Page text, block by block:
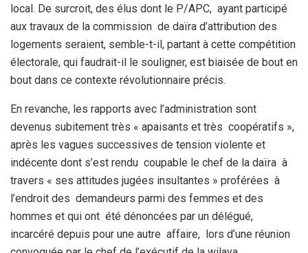
local. De surcroit, des élus dont le P/APC, ayant participé
aux travaux de la commission de daïra d’attribution des
logements seraient, semble-t-il, partant à cette compétition
électorale, qui faudrait-il le souligner, est biaisée de bout en
bout dans ce contexte révolutionnaire précis.
En revanche, les rapports avec l’administration sont
devenus subitement très « apaisants et très coopératifs »,
après les vagues successives de tension violente et
indécente dont s’est rendu coupable le chef de la daïra à
travers « ses attitudes jugées insultantes » proférées à
l’endroit des demandeurs parmi des femmes et des
hommes et qui ont été dénoncées par un délégué,
incarcéré depuis pour une autre affaire, lors d’une réunion